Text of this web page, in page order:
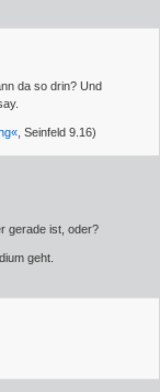
da so drin? Und
, Seinfeld 9.16)
gerade ist, oder?
geht.